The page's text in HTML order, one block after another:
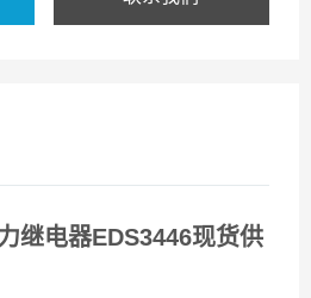
继电器EDS3446现货供